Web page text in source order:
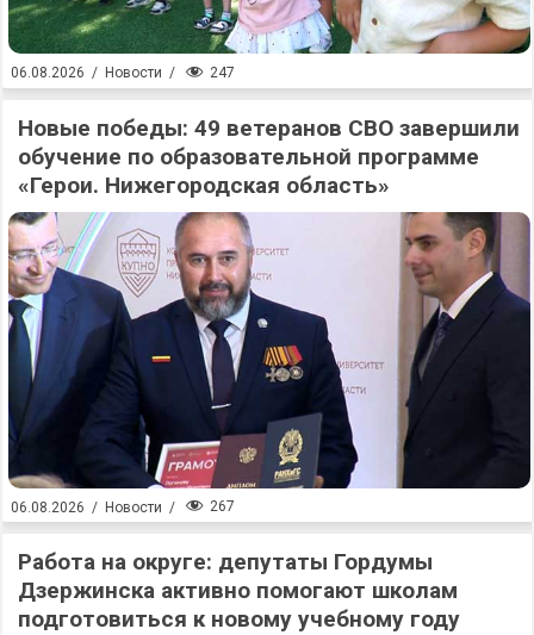
06.08.2026 / Новости / 247
Новые победы: 49 ветеранов СВО завершили
обучение по образовательной программе
«Герои. Нижегородская область»
06.08.2026 / Новости / 267
Работа на округе: депутаты Гордумы
Дзержинска активно помогают школам
подготовиться к новому учебному году